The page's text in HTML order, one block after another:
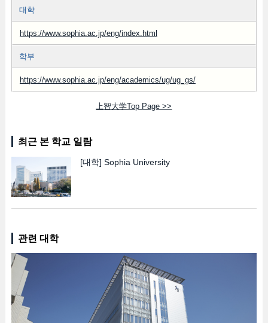
대학
https://www.sophia.ac.jp/eng/index.html
학부
https://www.sophia.ac.jp/eng/academics/ug/ug_gs/
上智大学Top Page >>
최근 본 학교 일람
[대학] Sophia University
관련 대학